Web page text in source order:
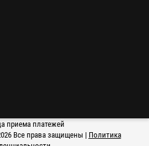
Все права защищены | Политика